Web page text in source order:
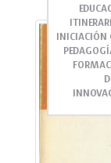
INICIACIÓN